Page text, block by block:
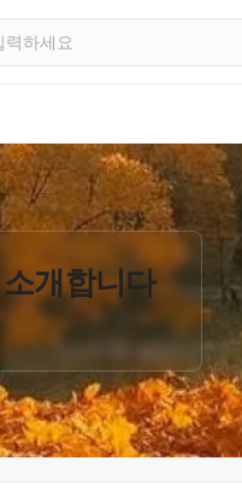
개합니다